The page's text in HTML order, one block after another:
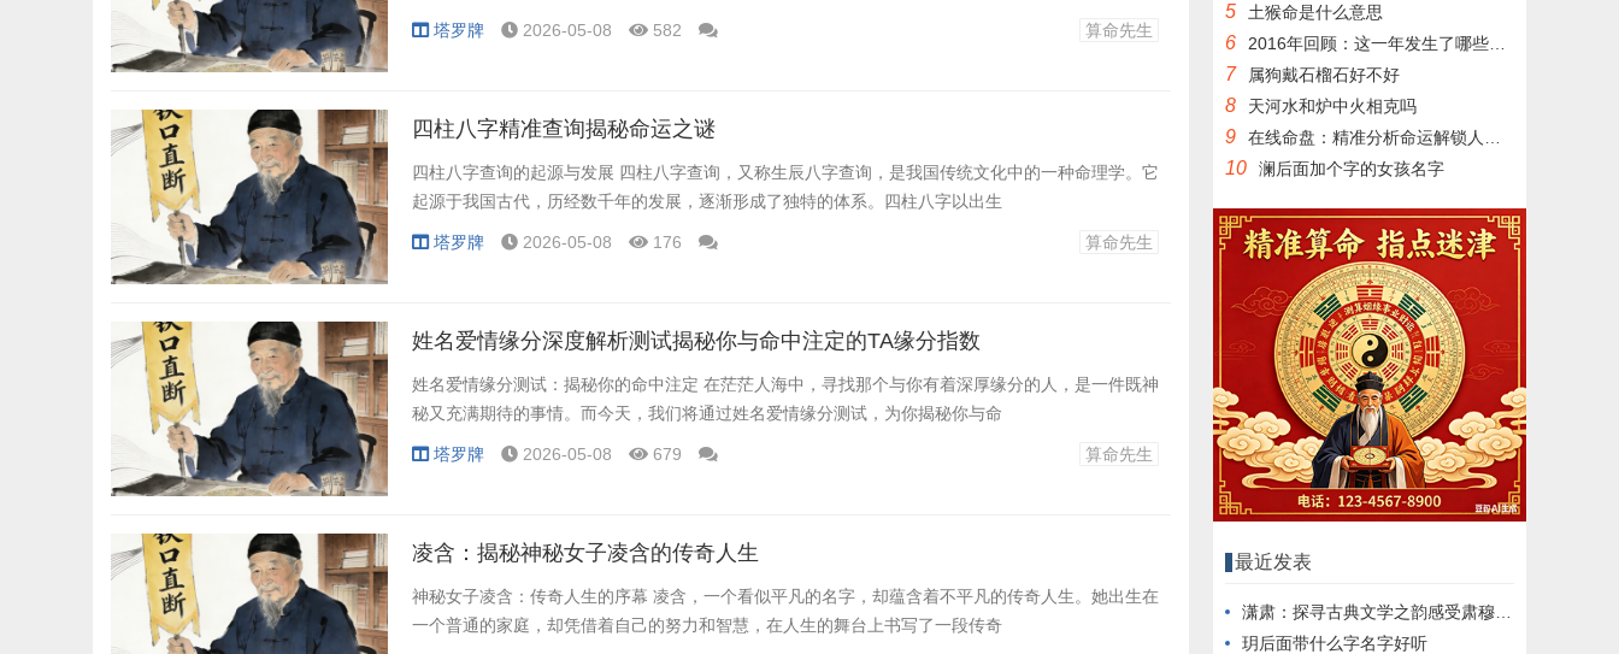
塔罗牌 2026-05-08 582 算命先生
四柱八字精准查询揭秘命运之谜
四柱八字查询的起源与发展 四柱八字查询，又称生辰八字查询，是我国传统文化中的一种命理学。它
起源于我国古代，历经数千年的发展，逐渐形成了独特的体系。四柱八字以出生
塔罗牌 2026-05-08 176 算命先生
姓名爱情缘分深度解析测试揭秘你与命中注定的TA缘分指数
姓名爱情缘分测试：揭秘你的命中注定 在茫茫人海中，寻找那个与你有着深厚缘分的人，是一件既神
秘又充满期待的事情。而今天，我们将通过姓名爱情缘分测试，为你揭秘你与命
塔罗牌 2026-05-08 679 算命先生
凌含：揭秘神秘女子凌含的传奇人生
神秘女子凌含：传奇人生的序幕 凌含，一个看似平凡的名字，却蕴含着不平凡的传奇人生。她出生在
一个普通的家庭，却凭借着自己的努力和智慧，在人生的舞台上书写了一段传奇
5 土猴命是什么意思
6 2016年回顾：这一年发生了哪些大事
7 属狗戴石榴石好不好
8 天河水和炉中火相克吗
9 在线命盘：精准分析命运解锁人生奥秘
10 澜后面加个字的女孩名字
最近发表
潇肃：探寻古典文学之韵感受肃穆诗意的魅力
玥后面带什么字名字好听